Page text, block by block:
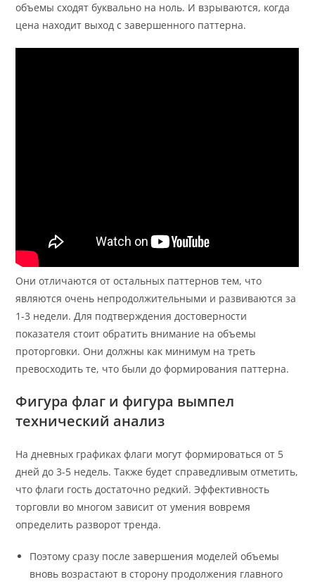
объемы сходят буквально на ноль. И взрываются, когда
цена находит выход с завершенного паттерна.
Они отличаются от остальных паттернов тем, что
являются очень непродолжительными и развиваются за
1-3 недели. Для подтверждения достоверности
показателя стоит обратить внимание на объемы
проторговки. Они должны как минимум на треть
превосходить те, что были до формирования паттерна.
Фигура флаг и фигура вымпел
технический анализ
На дневных графиках флаги могут формироваться от 5
дней до 3-5 недель. Также будет справедливым отметить,
что флаги гость достаточно редкий. Эффективность
торговли во многом зависит от умения вовремя
определить разворот тренда.
Поэтому сразу после завершения моделей объемы
вновь возрастают в сторону продолжения главного